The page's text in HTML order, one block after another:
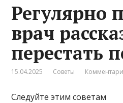
Регулярно
врач
перестать
15.04.2025 Советы
Следуйте этим советам